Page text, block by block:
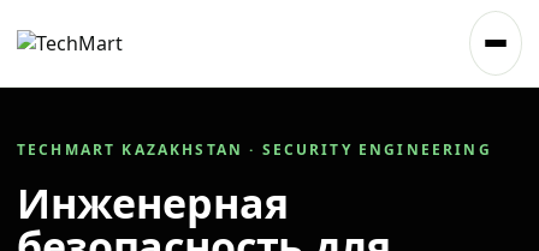
TECHMART KAZAKHSTAN · SECURITY ENGINEERING
Инженерная